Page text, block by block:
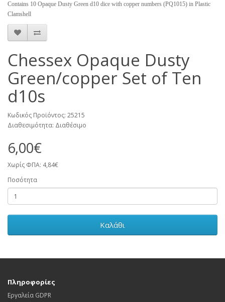
Contains 10 Opaque Dusty Green d10 dice with copper numbers (PQ1015) in Plastic
Clamshell
Chessex Opaque Dusty
Green/copper Set of Ten
d10s
Κωδικός Προϊόντος: 25215
Διαθεσιμότητα: Διαθέσιμο
6,00€
Χωρίς ΦΠΑ: 4,84€
Ποσότητα
Καλάθι
Πληροφορίες
Εργαλεία GDPR